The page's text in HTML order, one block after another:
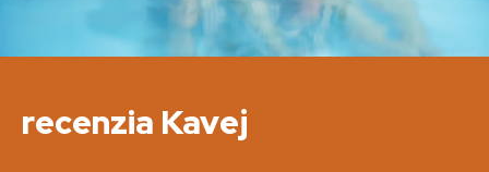
recenzia Kavej